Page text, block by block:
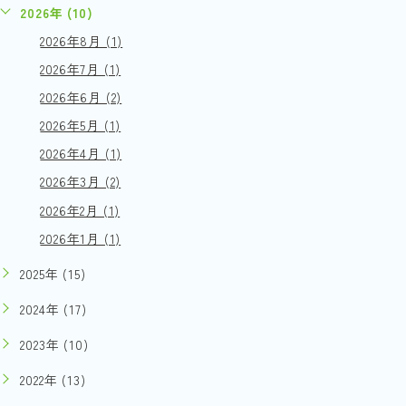
2026年 (10)
2026年8月 (1)
2026年7月 (1)
2026年6月 (2)
2026年5月 (1)
2026年4月 (1)
2026年3月 (2)
2026年2月 (1)
2026年1月 (1)
2025年 (15)
2024年 (17)
2023年 (10)
2022年 (13)